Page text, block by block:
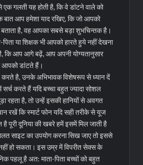
एक गलती यह होती है, कि वे डांटने वाले को
आप हमेशा याद रखिए, कि जो आपको
है, वह आपका सबसे बड़ा शुभचिन्तक है।
या शिक्षक भी आपको हारते हुये नहीं देखना
कि आप आगे बढ़ें, आप अपनी योग्यतानुसार
आपको डांटते हैं।
करते है, उनके अभिभावक विशेषरूप से ध्यान दें
करते हैं यदि बच्चा बहुत ज्यादा सोशल
रहता है, तो उन्हें इसकी हानियों से अवगत
रखें कि स्मार्ट फोन यदि सही तरीके से यूज
है पूरी दूनिया की खबरे हमें इसमें मिल जाती है
साइट का उपयोग करना सिख जाए तो इससे
हो सकता। इस उम्र में विपरीत सेक्स के
पहलू है अत: माता-पिता बच्चों को बहुत